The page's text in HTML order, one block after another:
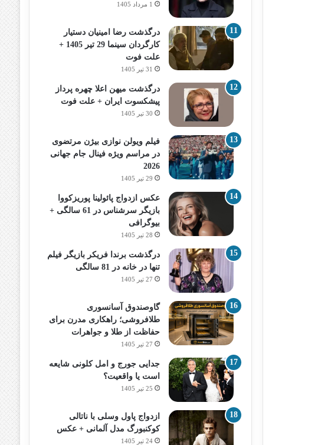
1 مرداد 1405
درگذشت رضا امینیان دستیار
کارگردان سینما 29 تیر 1405 +
علت فوت
31 تیر 1405
درگذشت میهن اعلا چهره پرداز
پیشکسوت ایران + علت فوت
30 تیر 1405
فیلم ویولن نوازی بیژن مرتضوی
در مراسم ویژه فینال جام جهانی
2026
29 تیر 1405
عکس ازدواج پائولینا پوریزکووا
بازیگر سرشناس در 61 سالگی +
بیوگرافی
28 تیر 1405
درگذشت برندا فریکر بازیگر فیلم
تنها در خانه در 81 سالگی
27 تیر 1405
گاوصندوق آسانسوری
طلافروشی؛ راهکاری مدرن برای
حفاظت از طلا و جواهرات
27 تیر 1405
جدایی جورج و امل کلونی شایعه
است یا واقعیت؟
25 تیر 1405
ازدواج پاول وسلی با ناتالی
کوکنبورگ مدل آلمانی + عکس
24 تیر 1405